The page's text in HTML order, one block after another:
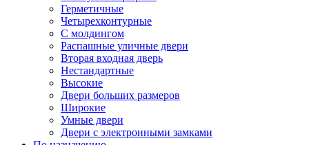
Герметичные
Четырехконтурные
С молдингом
Распашные уличные двери
Вторая входная дверь
Нестандартные
Высокие
Двери больших размеров
Широкие
Умные двери
Двери с электронными замками